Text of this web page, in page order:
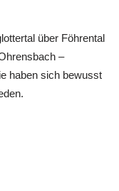
über Föhrental
–
haben sich bewusst